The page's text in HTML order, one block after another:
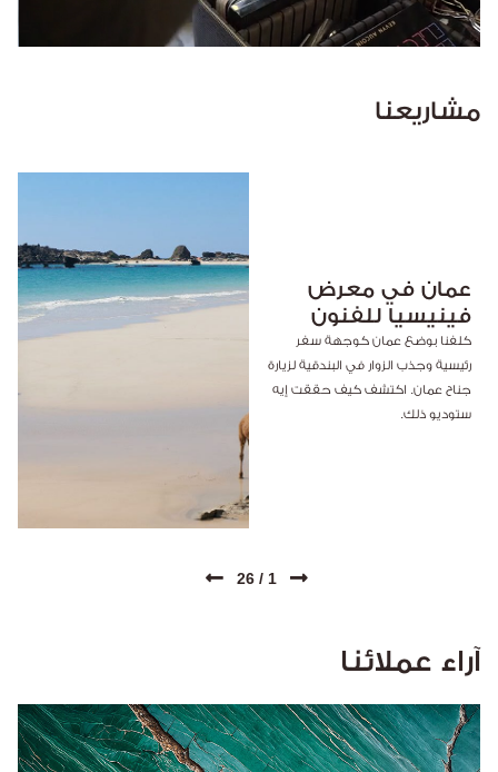
مشاريعنا
عمان في معرض
فينيسيا للفنون
كلفنا بوضع عمان كوجهة سفر
رئيسية وجذب الزوار في البندقية لزيارة
جناح عمان. اكتشف كيف حققت إيه
ستوديو ذلك.
1
/
26
آراء عملائنا